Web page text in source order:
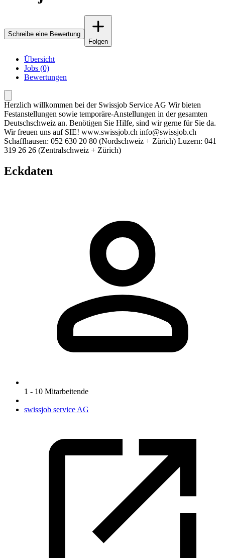
Schreibe eine Bewertung
Folgen
Übersicht
Jobs (0)
Bewertungen
Herzlich willkommen bei der Swissjob Service AG Wir bieten
Festanstellungen sowie temporäre-Anstellungen in der gesamten
Deutschschweiz an. Benötigen Sie Hilfe, sind wir gerne für Sie da.
Wir freuen uns auf SIE! www.swissjob.ch info@swissjob.ch
Schaffhausen: 052 630 20 80 (Nordschweiz + Zürich) Luzern: 041
319 26 26 (Zentralschweiz + Zürich)
Eckdaten
1 - 10 Mitarbeitende
swissjob service AG